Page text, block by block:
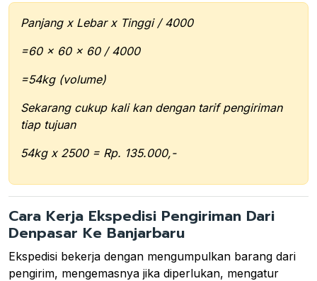
Panjang x Lebar x Tinggi / 4000
=60 x 60 x 60 / 4000
=54kg (volume)
Sekarang cukup kali kan dengan tarif pengiriman
tiap tujuan
54kg x 2500 = Rp. 135.000,-
Cara Kerja Ekspedisi Pengiriman Dari
Denpasar Ke Banjarbaru
Ekspedisi bekerja dengan mengumpulkan barang dari
pengirim, mengemasnya jika diperlukan, mengatur